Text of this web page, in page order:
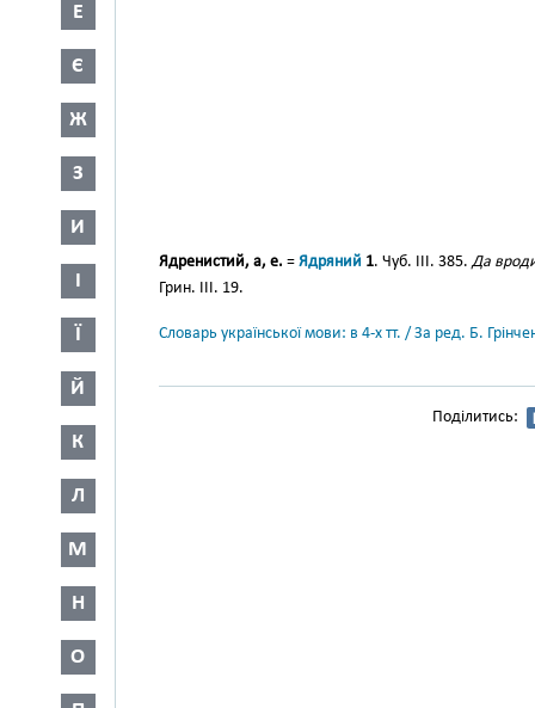
Е
Є
Ж
З
И
І
Ї
Й
К
Л
М
Н
О
Ядренистий, а, е. = Ядряний 1. Чуб. III. 385. Да
Грин. III. 19.
Словарь української мови: в 4-х тт. / За ред. Б.
Поділитись: